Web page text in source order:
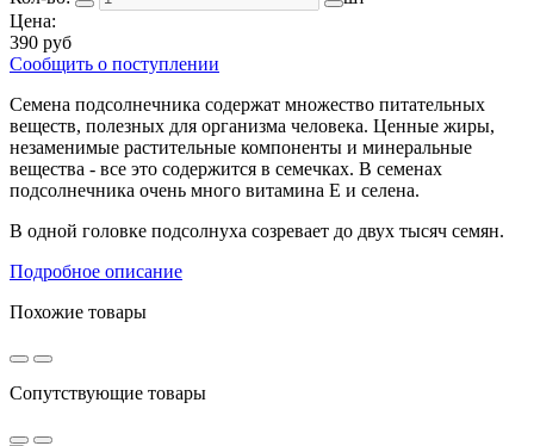
Цена:
390 руб
Сообщить о поступлении
Семена подсолнечника содержат множество питательных
веществ, полезных для организма человека. Ценные жиры,
незаменимые растительные компоненты и минеральные
вещества - все это содержится в семечках. В семенах
подсолнечника очень много витамина Е и селена.
В одной головке подсолнуха созревает до двух тысяч семян.
Подробное описание
Похожие товары
Сопутствующие товары